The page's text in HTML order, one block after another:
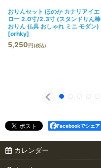
おりんセット ほのか カナリアイエ
ロー 2.0寸/2.3寸 (スタンドりん棒
おりん 仏具 おしゃれ ミニ モダン)
[orhky]
5,250 円 (税込)
Facebookでシェア
カレンダー